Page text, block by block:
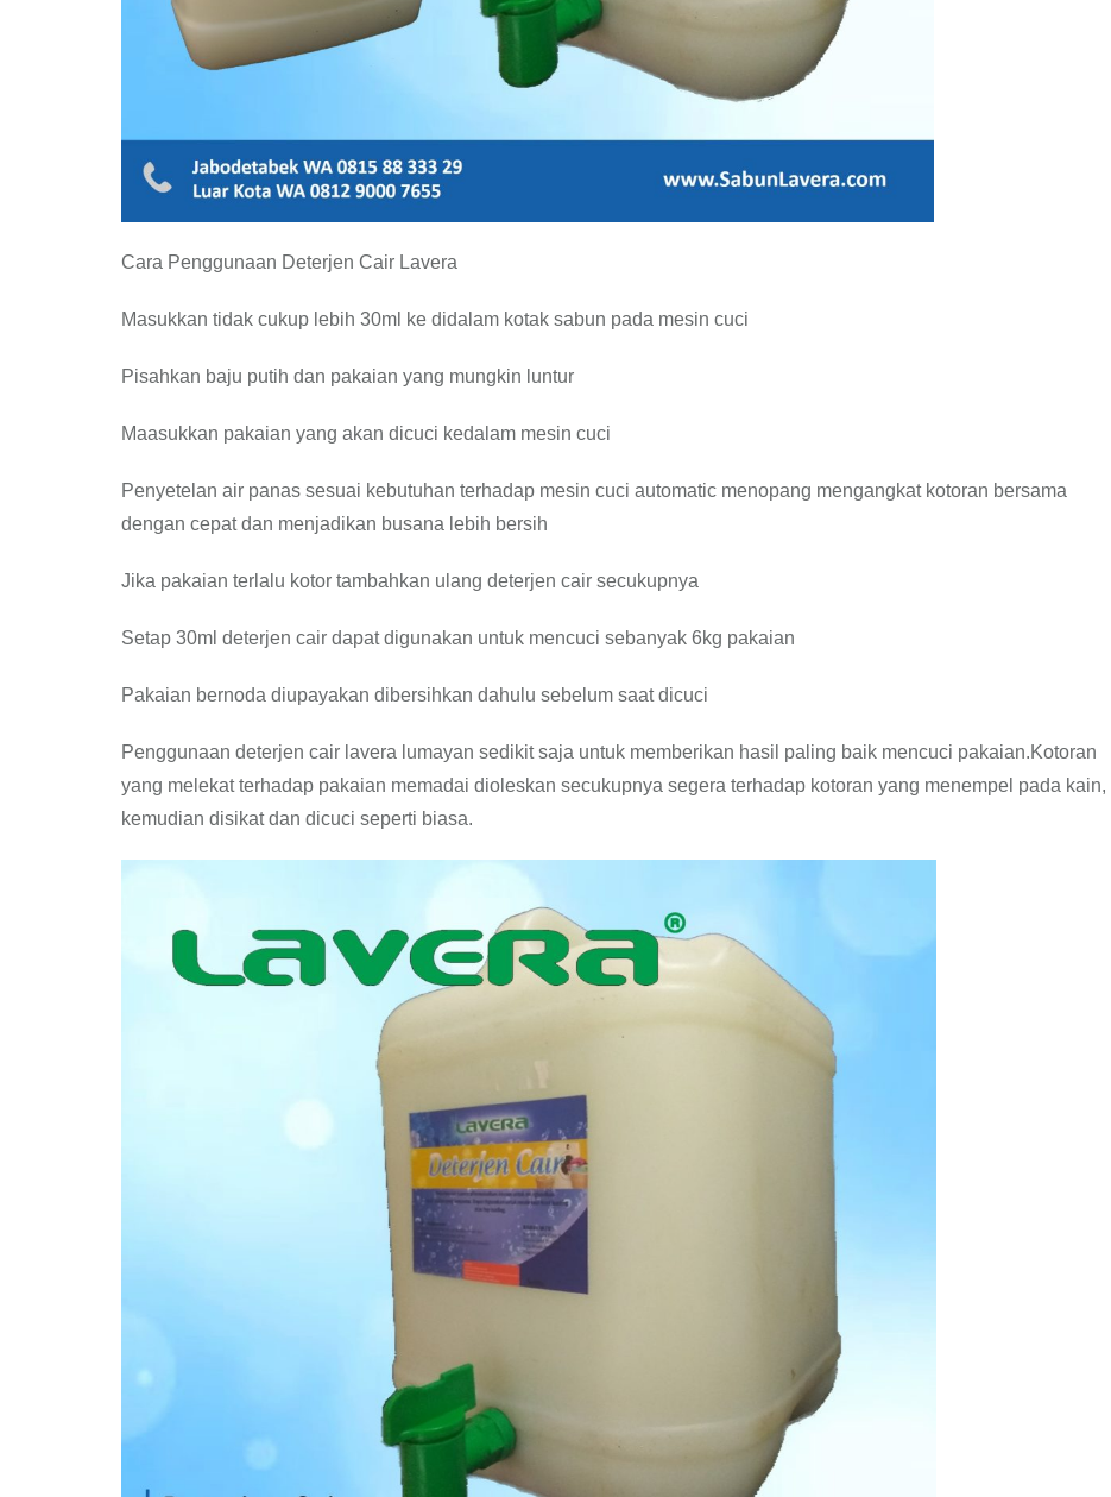
Cara Penggunaan Deterjen Cair Lavera
Masukkan tidak cukup lebih 30ml ke didalam kotak sabun pada mesin cuci
Pisahkan baju putih dan pakaian yang mungkin luntur
Maasukkan pakaian yang akan dicuci kedalam mesin cuci
Penyetelan air panas sesuai kebutuhan terhadap mesin cuci automatic menopang mengangkat kotoran bersama
dengan cepat dan menjadikan busana lebih bersih
Jika pakaian terlalu kotor tambahkan ulang deterjen cair secukupnya
Setap 30ml deterjen cair dapat digunakan untuk mencuci sebanyak 6kg pakaian
Pakaian bernoda diupayakan dibersihkan dahulu sebelum saat dicuci
Penggunaan deterjen cair lavera lumayan sedikit saja untuk memberikan hasil paling baik mencuci pakaian.Kotoran
yang melekat terhadap pakaian memadai dioleskan secukupnya segera terhadap kotoran yang menempel pada kain,
kemudian disikat dan dicuci seperti biasa.